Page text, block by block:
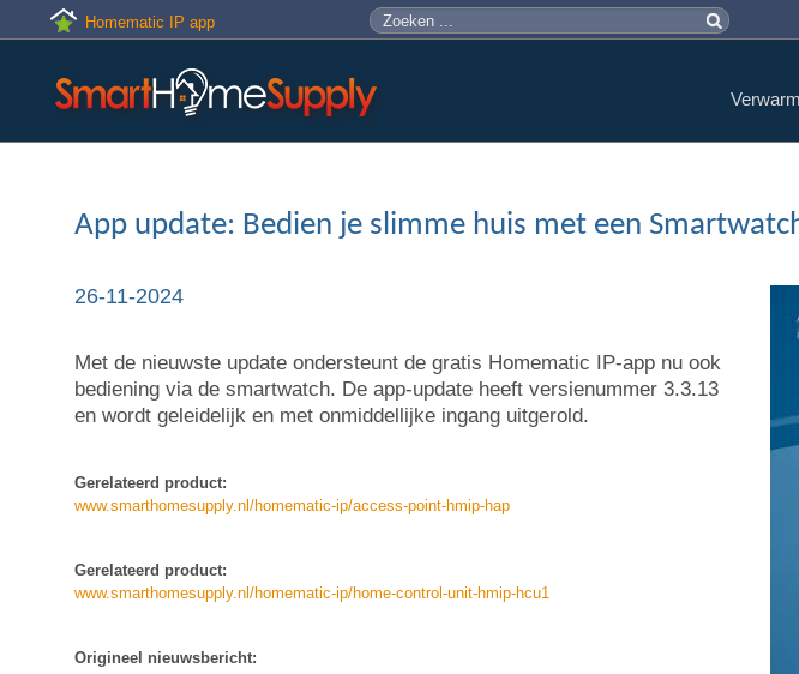
Skip to main content
Homematic IP app Zoekveld
Zoeken
App update: Bedien je slimme huis met een
26-11-2024
Met de nieuwste update ondersteunt de gratis Homematic IP-app nu ook
bediening via de smartwatch. De app-update heeft versienummer 3.3.13
en wordt geleidelijk en met onmiddellijke ingang uitgerold.
Gerelateerd product:
www.smarthomesupply.nl/homematic-ip/access-point-hmip-hap
Gerelateerd product:
www.smarthomesupply.nl/homematic-ip/home-control-unit-hmip-hcu1
Origineel nieuwsbericht: